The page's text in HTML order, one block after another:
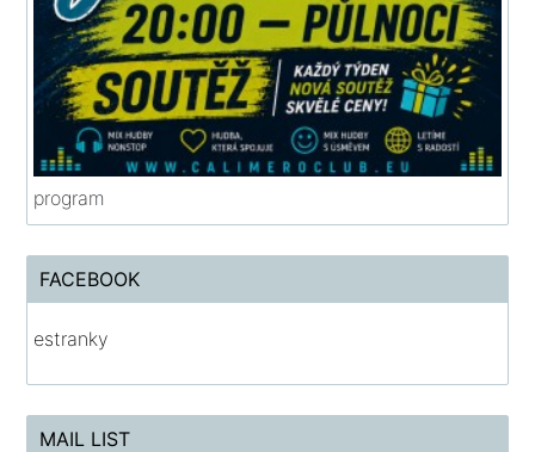
program
FACEBOOK
estranky
MAIL LIST